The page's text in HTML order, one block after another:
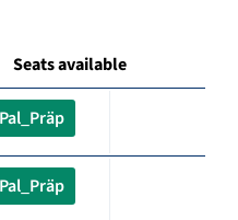
Seats available
Pal_Präp
Pal_Präp